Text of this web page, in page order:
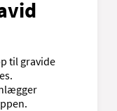
til gravide